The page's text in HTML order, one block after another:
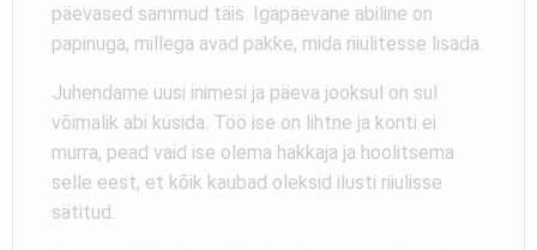
päevased sammud täis. Igapäevane abiline on
papinuga, millega avad pakke, mida riiulitesse lisada.
Juhendame uusi inimesi ja päeva jooksul on sul
võimalik abi küsida. Töö ise on lihtne ja konti ei
murra, pead vaid ise olema hakkaja ja hoolitsema
selle eest, et kõik kaubad oleksid ilusti riiulisse
sätitud.